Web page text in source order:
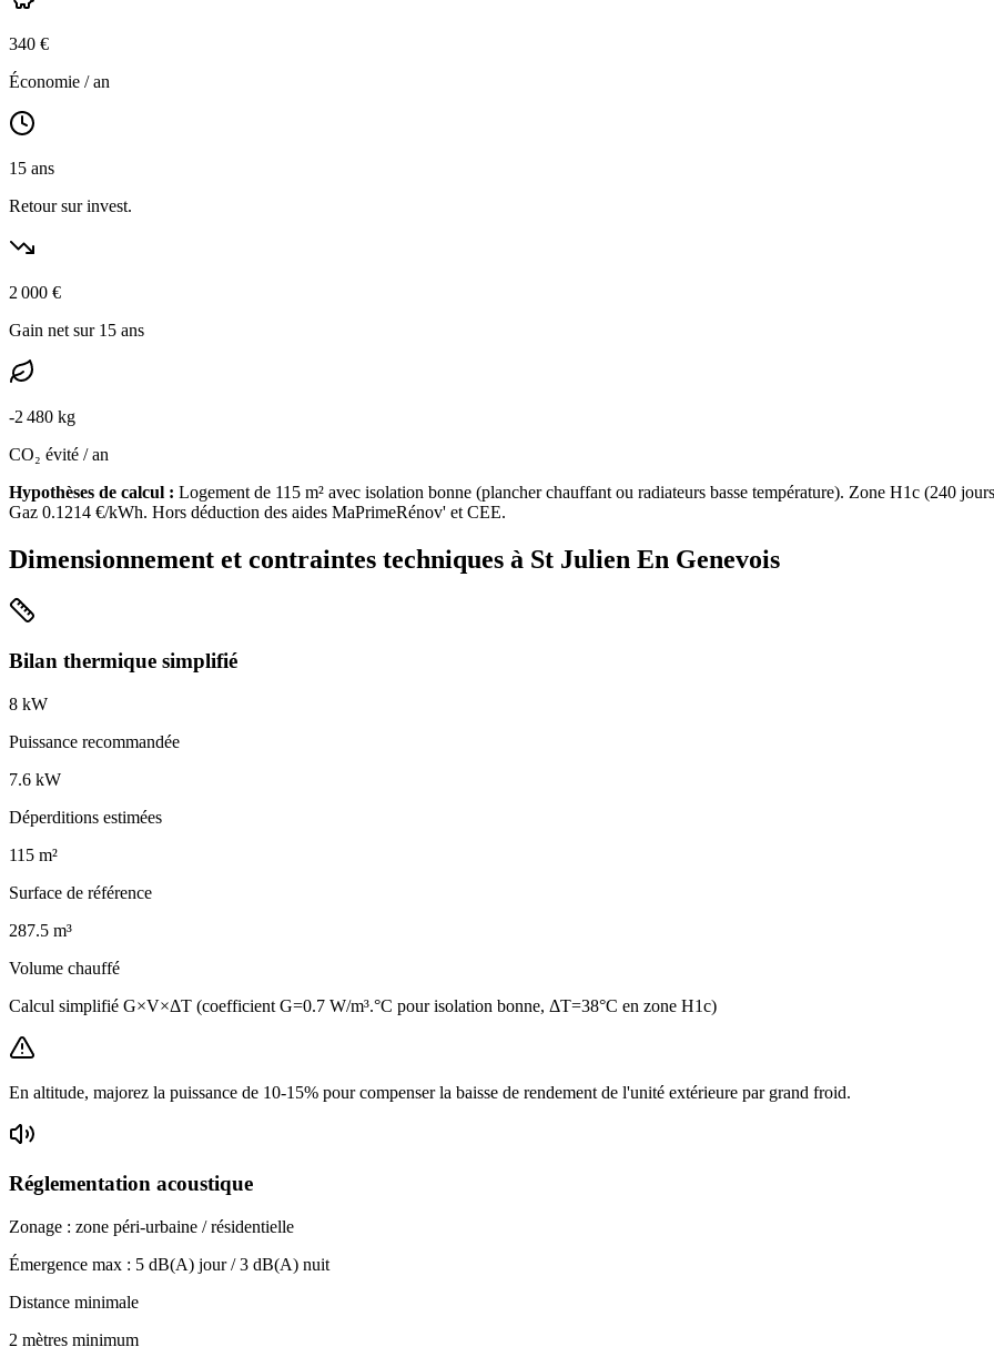
340 €
Économie / an
15 ans
Retour sur invest.
2 000 €
Gain net sur 15 ans
-2 480 kg
CO₂ évité / an
Hypothèses de calcul : Logement de 115 m² avec isolation bonne (plancher chauffant ou radiateurs basse température). Zone H1c (240
Gaz 0.1214 €/kWh. Hors déduction des aides MaPrimeRénov' et CEE.
Dimensionnement et contraintes techniques à St Julien En Genevois
Bilan thermique simplifié
8 kW
Puissance recommandée
7.6 kW
Déperditions estimées
115 m²
Surface de référence
287.5 m³
Volume chauffé
Calcul simplifié G×V×ΔT (coefficient G=0.7 W/m³.°C pour isolation bonne, ΔT=38°C en zone H1c)
En altitude, majorez la puissance de 10-15% pour compenser la baisse de rendement de l'unité extérieure par grand froid.
Réglementation acoustique
Zonage : zone péri-urbaine / résidentielle
Émergence max : 5 dB(A) jour /3 dB(A) nuit
Distance minimale
2 mètres minimum